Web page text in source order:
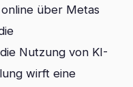
über Metas
Nutzung von KI-
wirft eine